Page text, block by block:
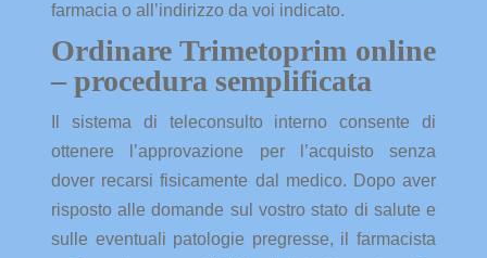
farmacia o all’indirizzo da voi indicato.
Ordinare Trimetoprim online
– procedura semplificata
Il sistema di teleconsulto interno consente di
ottenere l’approvazione per l’acquisto senza
dover recarsi fisicamente dal medico. Dopo aver
risposto alle domande sul vostro stato di salute e
sulle eventuali patologie pregresse, il farmacista